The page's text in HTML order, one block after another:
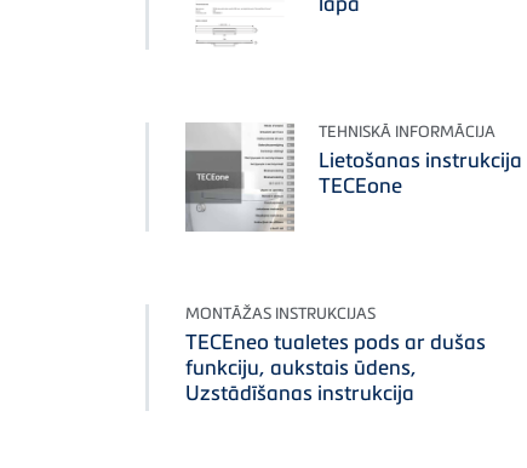
TEHNISKĀ INFORMĀCIJA
Lietošanas instrukcija
TECEone
MONTĀŽAS INSTRUKCIJAS
TECEneo tualetes pods ar dušas
funkciju, aukstais ūdens,
Uzstādīšanas instrukcija